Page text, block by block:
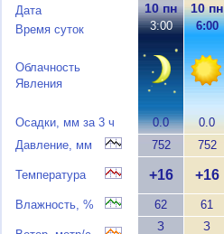
Дата
Время суток
Облачность
Явления
Осадки, мм за 3 ч
Давление, мм
Температура
Влажность, %
10 пн
3:00
0.0
752
+16
62
З
10 пн
6:00
0.0
752
+16
61
З